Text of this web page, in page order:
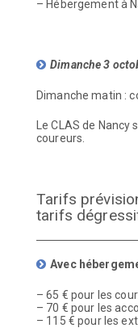
– Hébergement à
Dimanche 3
Dimanche matin :
Le CLAS de
coureurs.
Tarifs
tarifs
Avec
– 65 € pour les
– 70 € pour les
– 115 € pour les